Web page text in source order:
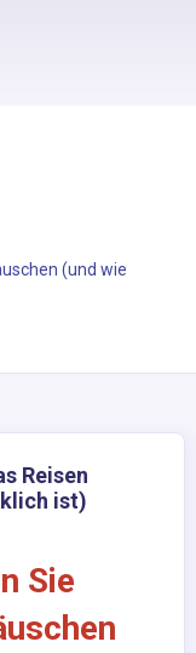
(und wie
Reisen
ist)
Sie